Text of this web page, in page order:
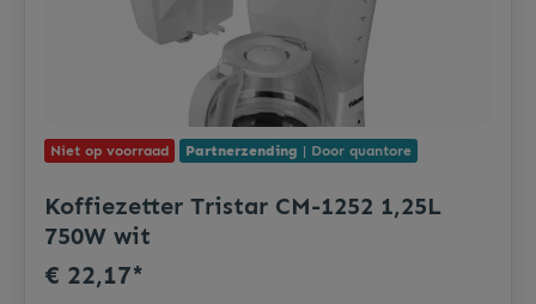
Niet op voorraad Partnerzending | Door quantore
Koffiezetter Tristar CM-1252 1,25L
750W wit
€ 22,17*